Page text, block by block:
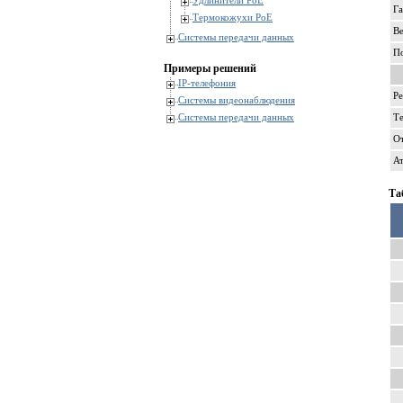
Термокожухи PoE
Системы передачи данных
Примеры решений
IP-телефония
Системы видеонаблюдения
Системы передачи данных